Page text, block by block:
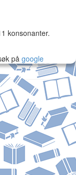
konsonanter.
pågoogle